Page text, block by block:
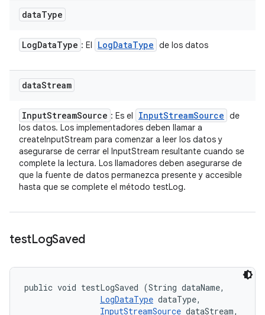
dataType
LogDataType : El LogDataType de los datos
dataStream
InputStreamSource : Es el InputStreamSource de
los datos. Los implementadores deben llamar a
createInputStream para comenzar a leer los datos y
asegurarse de cerrar el InputStream resultante cuando se
complete la lectura. Los llamadores deben asegurarse de
que la fuente de datos permanezca presente y accesible
hasta que se complete el método testLog.
testLogSaved
public void testLogSaved (String dataName,
LogDataType dataType,
InputStreamSource dataStream,